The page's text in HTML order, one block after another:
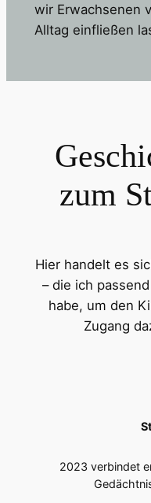
wir Erwachsenen
Alltag einfließen
zum
Hier handelt es
– die ich
habe, um den
Zugang
2023 verbindet